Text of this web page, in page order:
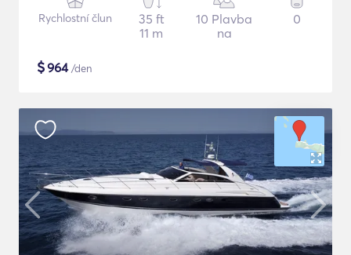
Rychlostní člun
35 ft
11 m
10 Plavba
na
0
$964/den